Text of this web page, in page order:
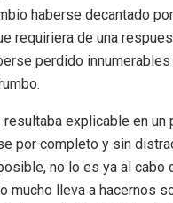
haberse decantado
requiriera de una
perdido
resultaba explicable en un
por completo y sin
no lo es ya al cabo
mucho lleva a hacernos